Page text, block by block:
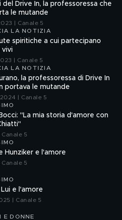
del Drive In, la professoressa che
le mutande
| Canale 5
LA NOTIZIA
spiritiche a cui partecipano
vivi
| Canale 5
LA NOTIZIA
la professoressa di Drive In
portava le mutande
| Canale 5
"La mia storia d'amore con
5
Hunziker e l'amore
5
e l'amore
| Canale 5
E DONNE